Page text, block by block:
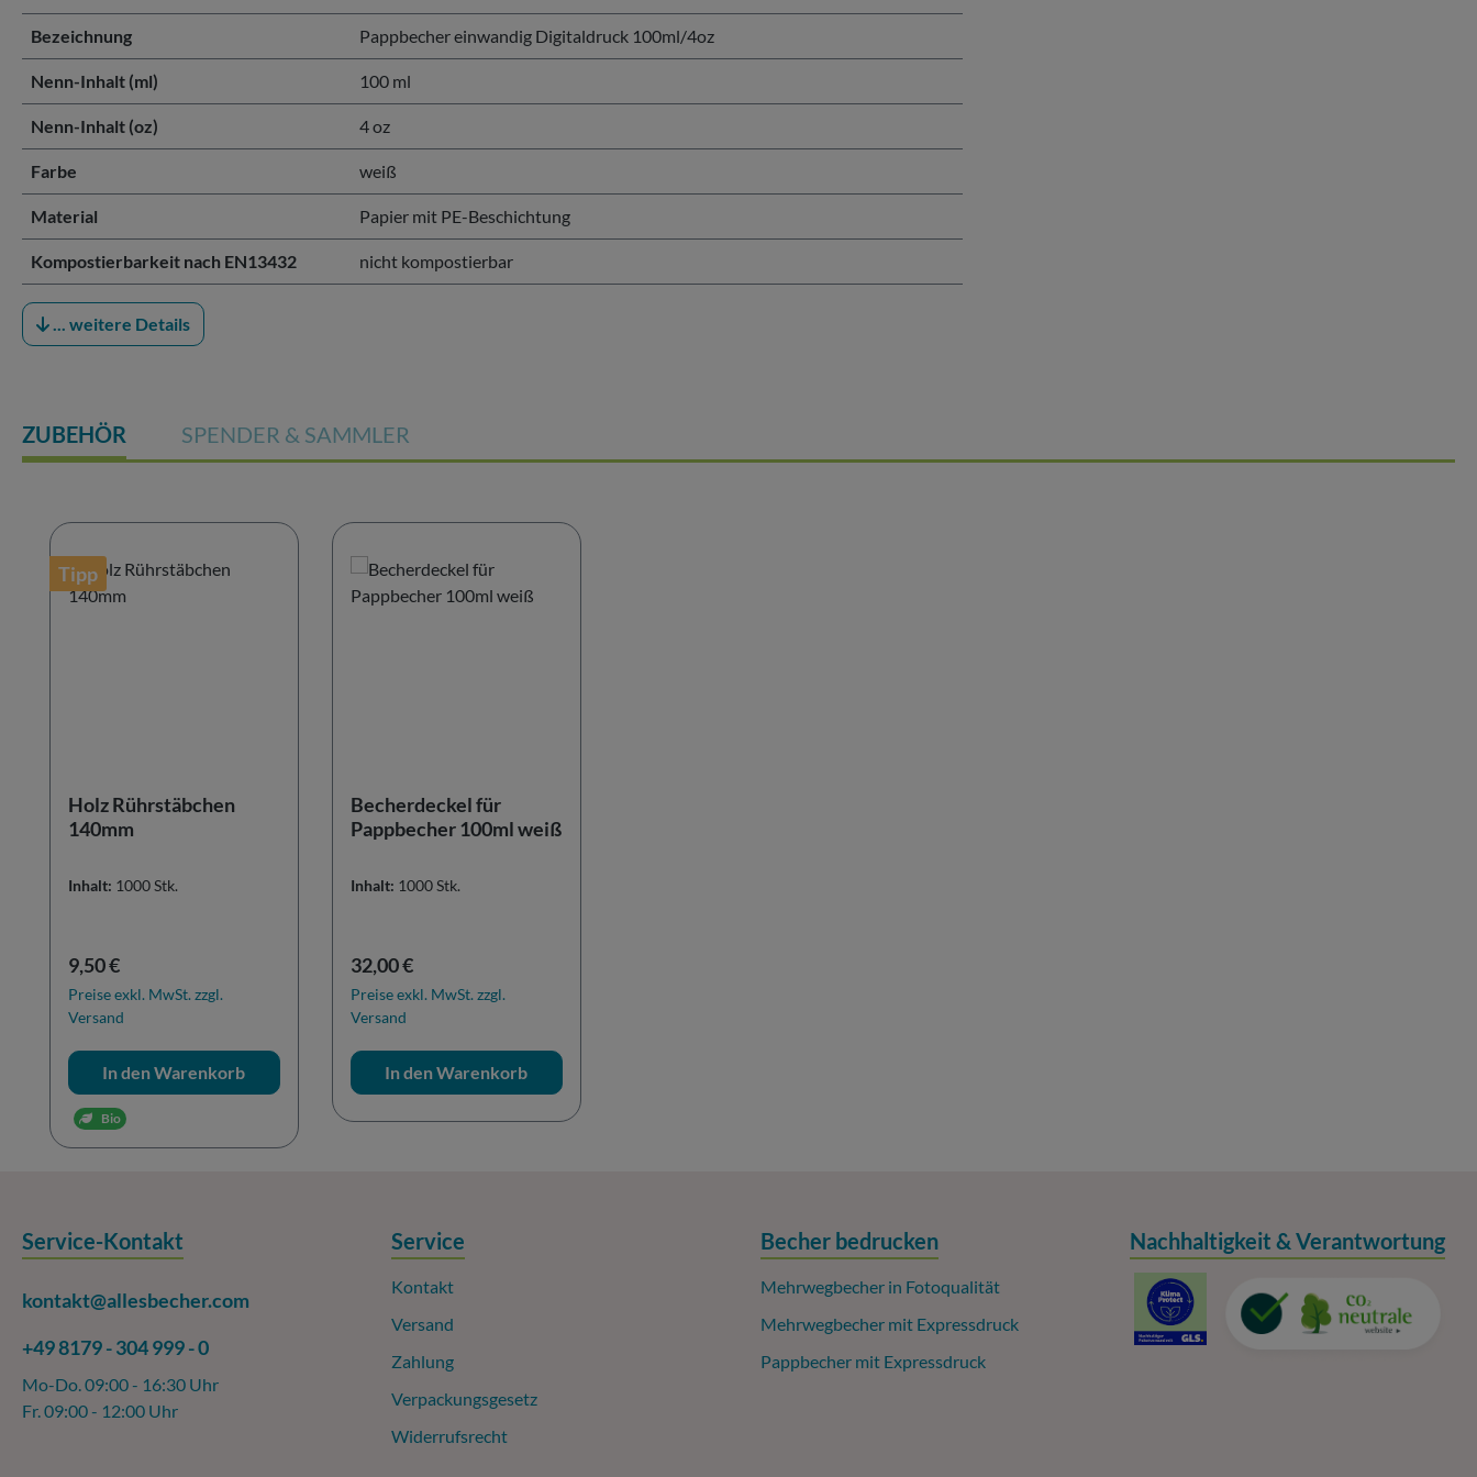
Bezeichnung Pappbecher einwandig Digitaldruck 100ml/4oz
Nenn-Inhalt (ml) 100 ml
Nenn-Inhalt (oz) 4 oz
Farbe weiß
Material Papier mit PE-Beschichtung
Kompostierbarkeit nach EN13432 nicht kompostierbar
... weitere Details
ZUBEHÖR SPENDER & SAMMLER
Tipp
Holz Rührstäbchen
140mm
Inhalt: 1000 Stk.
Regulärer Preis:
9,50 €
Preise exkl. MwSt. zzgl.
Versand
In den Warenkorb
Bio
Becherdeckel für
Pappbecher 100ml weiß
Inhalt: 1000 Stk.
Regulärer Preis:
32,00 €
Preise exkl. MwSt. zzgl.
Versand
In den Warenkorb
Service-Kontakt
kontakt@allesbecher.com
+49 8179 - 304 999 - 0
Mo-Do. 09:00 - 16:30 Uhr
Fr. 09:00 - 12:00 Uhr
Service
Kontakt
Versand
Zahlung
Verpackungsgesetz
Widerrufsrecht
Becher bedrucken
Mehrwegbecher in Fotoqualität
Mehrwegbecher mit Expressdruck
Pappbecher mit Expressdruck
Nachhaltigkeit & Verantwortung